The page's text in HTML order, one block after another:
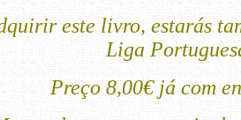
este livro, estarás
Liga
Preço 8,00€ já com